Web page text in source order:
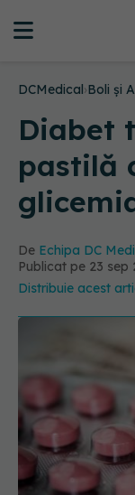
DCMedical›Boli și
Diabet
pastilă
De Echipa DC
Publicat pe 23 sep
Distribuie acest